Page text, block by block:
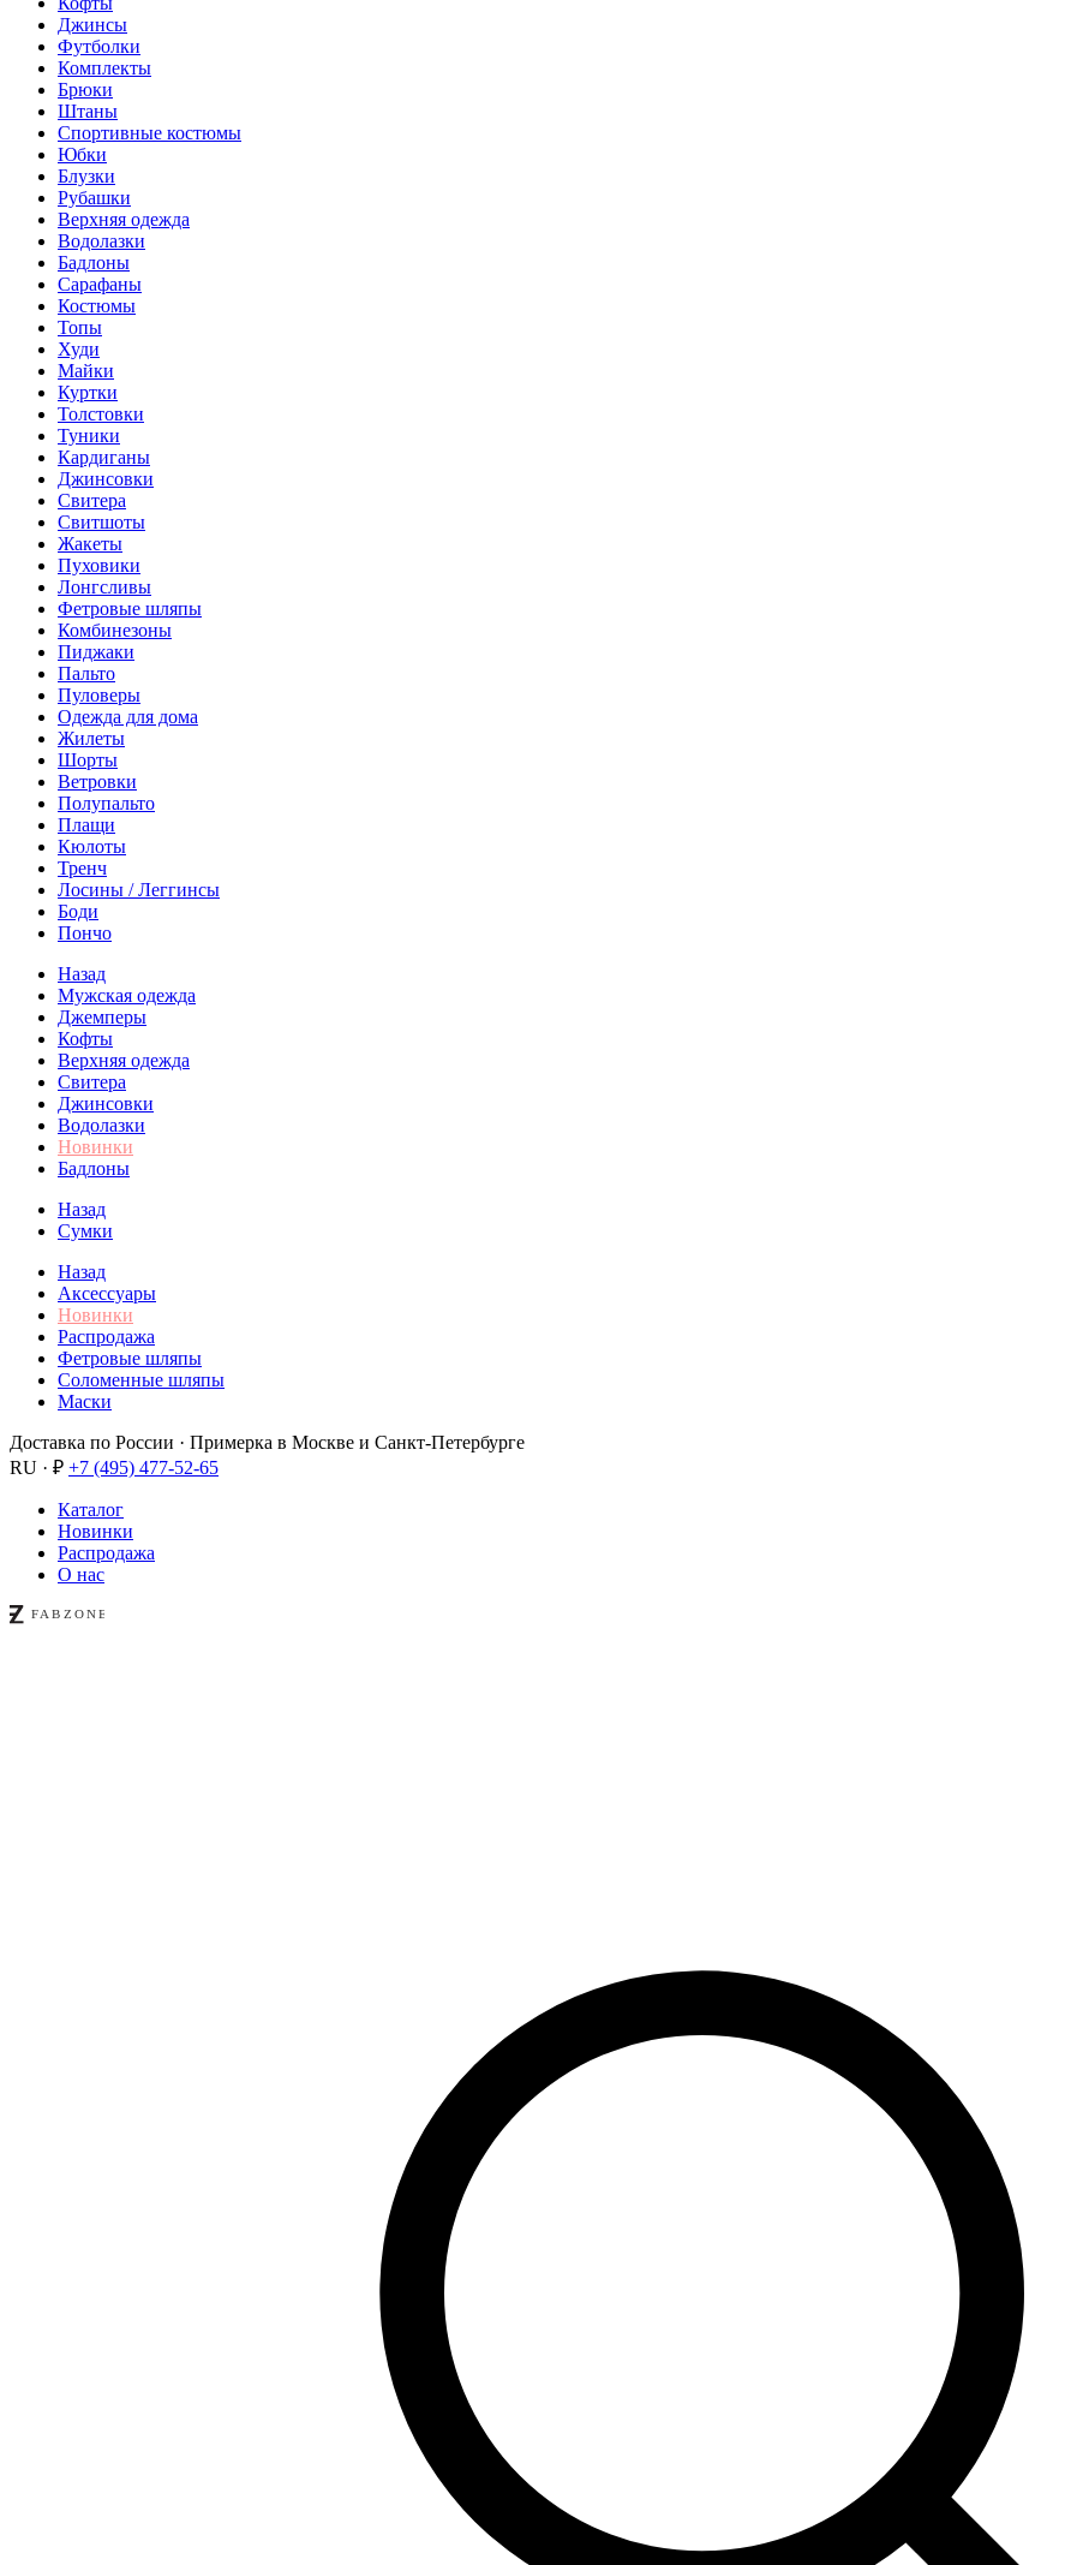
Джинсы
Футболки
Комплекты
Брюки
Штаны
Спортивные костюмы
Юбки
Блузки
Рубашки
Верхняя одежда
Водолазки
Бадлоны
Сарафаны
Костюмы
Топы
Худи
Майки
Куртки
Толстовки
Туники
Кардиганы
Джинсовки
Свитера
Свитшоты
Жакеты
Пуховики
Лонгсливы
Фетровые шляпы
Комбинезоны
Пиджаки
Пальто
Пуловеры
Одежда для дома
Жилеты
Шорты
Ветровки
Полупальто
Плащи
Кюлоты
Тренч
Лосины / Леггинсы
Боди
Пончо
Назад
Мужская одежда
Джемперы
Кофты
Верхняя одежда
Свитера
Джинсовки
Водолазки
Новинки
Бадлоны
Назад
Сумки
Назад
Аксессуары
Новинки
Распродажа
Фетровые шляпы
Соломенные шляпы
Маски
Доставка по России · Примерка в Москве и Санкт-Петербурге
RU · ₽ +7 (495) 477-52-65
Каталог
Новинки
Распродажа
О нас